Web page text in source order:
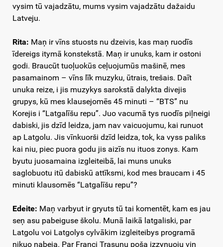
vysim tū vajadzātu, mums vysim vajadzātu dažaidu
Latveju.
Rita: Maņ ir vīns stuosts nu dzeivis, kas maņ ruodīs
īdereigs itymā konstekstā. Maņ ir unuks, kam ir ostoni
godi. Braucūt tuoļuokūs ceļuojumūs mašinē, mes
pasamainom – vīns līk muzyku, ūtrais, trešais. Daīt
unuka reize, i jis muzykys sarokstā dalykta divejis
grupys, kū mes klausejomēs 45 minuti – “BTS” nu
Korejis i “Latgalīšu repu”. Juo vacumā tys ruodīs piļneigi
dabiski, jis dzīd leidza, jam nav vaicuojumu, kai runuot
ap Latgolu. Jis vīnkuorši dzīd leidza, tok, ka vyss paliks
kai niu, piec puora godu jis aizīs nu ituos zonys. Kam
byutu juosamaina izgleiteibā, lai muns unuks
saglobuotu itū dabiskū attīksmi, kod mes braucam i 45
minuti klausomēs “Latgalīšu repu”?
Edeite: Maņ varbyut ir gryuts tū tai komentēt, kam es jau
seņ asu pabeiguse školu. Munā laikā latgaliski, par
Latgolu voi Latgolys cylvākim izgleiteibys programā
nikuo nabeja. Par Fraņci Trasunu poša izzynuoju viņ